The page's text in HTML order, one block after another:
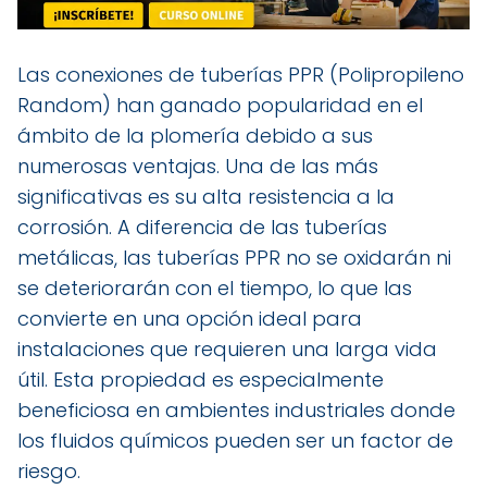
Las conexiones de tuberías PPR (Polipropileno
Random) han ganado popularidad en el
ámbito de la plomería debido a sus
numerosas ventajas. Una de las más
significativas es su alta resistencia a la
corrosión. A diferencia de las tuberías
metálicas, las tuberías PPR no se oxidarán ni
se deteriorarán con el tiempo, lo que las
convierte en una opción ideal para
instalaciones que requieren una larga vida
útil. Esta propiedad es especialmente
beneficiosa en ambientes industriales donde
los fluidos químicos pueden ser un factor de
riesgo.